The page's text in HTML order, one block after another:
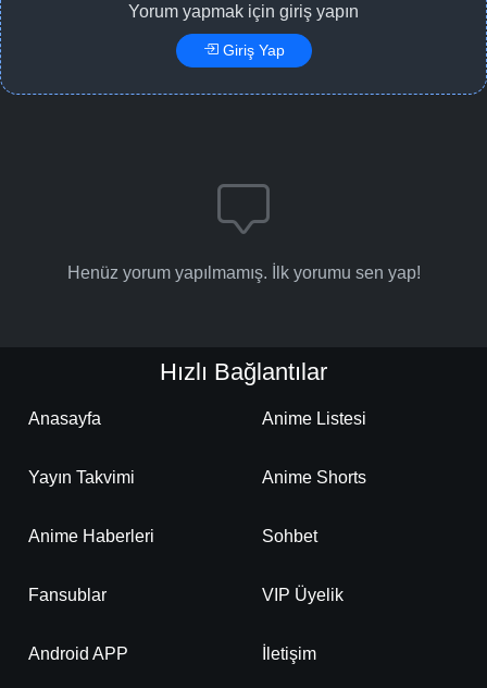
Yorum yapmak için giriş yapın
Giriş Yap
Henüz yorum yapılmamış. İlk yorumu sen yap!
Hızlı Bağlantılar
Anasayfa Anime Listesi
Yayın Takvimi Anime Shorts
Anime Haberleri Sohbet
Fansublar VIP Üyelik
Android APP İletişim